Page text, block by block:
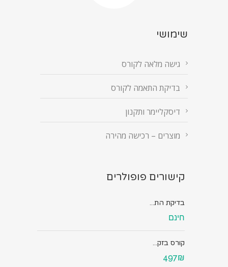
שימושי
גישה מלאה לקורס
בדיקת התאמה לקורס
דיסקליימר ותקנון
מוצרים – רכישה מהירה
קישורים פופולרים
בדיקת הת...
חינם
קורס בזק...
497₪